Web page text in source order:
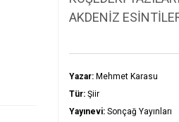
AKDENİZ
Yazar: Mehmet Karasu
Tür: Şiir
Yayınevi:Sonçağ Yayınları